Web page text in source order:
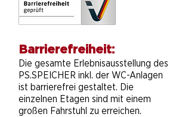
Barrierefreiheit:
Die gesamte Erlebnisausstellung des
PS.SPEICHER inkl. der WC-Anlagen
ist barrierefrei gestaltet. Die
einzelnen Etagen sind mit einem
großen Fahrstuhl zu erreichen.